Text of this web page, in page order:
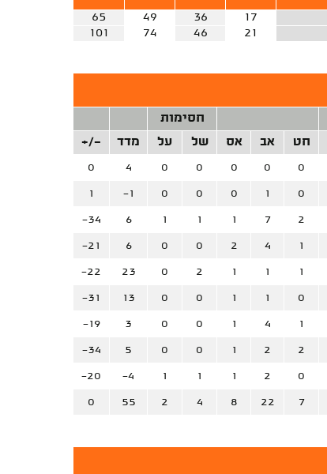
17
36
49
65
21
46
74
101
חסימות
חט אב אס של על מדד +/-
0
0
0
0
0
4
0
0
1
0
0
0
-1
1
2
7
1
1
1
6
-34
1
4
2
0
0
6
-21
1
1
1
2
0
23
-22
0
1
1
0
0
13
-31
1
4
1
0
0
3
-19
2
2
1
0
0
5
-34
0
2
1
1
1
-4
-20
7
22
8
4
2
55
0